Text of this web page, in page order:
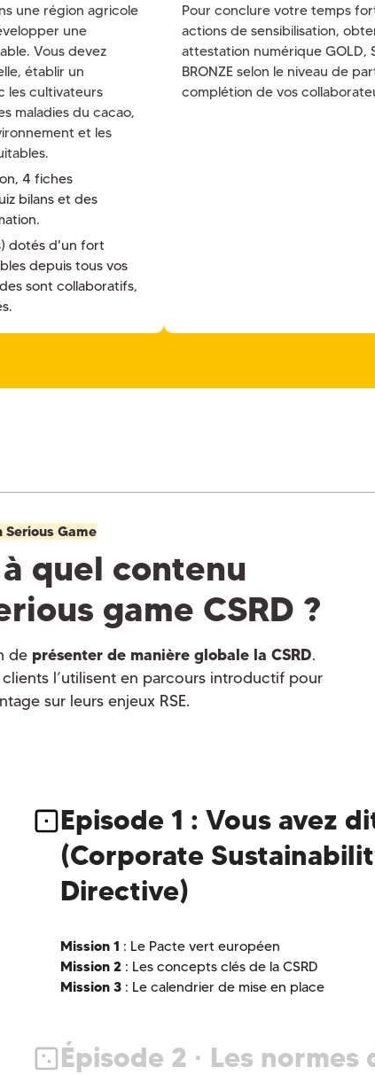
une région agricole
une
Vous devez
établir un
les cultivateurs
maladies du cacao,
et les
4 fiches
bilans et des
dotés d'un fort
depuis tous vos
sont collaboratifs,
Pour conclure votre temps
actions de sensibilisation,
attestation numérique GOLD,
BRONZE selon le niveau de
complétion de vos
Serious Game
quel contenu
game CSRD ?
de présenter de manière globale la CSRD.
clients l’utilisent en parcours introductif pour
sur leurs enjeux RSE.
Episode 1 :Vous avez
(Corporate
Directive)
Mission 1 : Le Pacte vert européen
Mission 2 : Les concepts clés de la CSRD
Mission 3 : Le calendrier de mise en place
Épisode 2 · Les normes